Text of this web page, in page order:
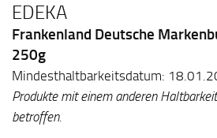
EDEKA
Frankenland Deutsche
250g
Mindesthaltbarkeitsdatum:
Produkte mit einem anderen
betroffen.